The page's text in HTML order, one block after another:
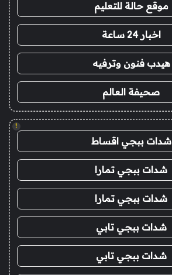
موقع حالة للتعليم
اخبار 24 ساعة
هيدب فنون وترفيه
صحيفة العالم
!
شدات ببجي اقساط
شدات ببجي تمارا
شدات ببجي تمارا
شدات ببجي تابي
شدات ببجي تابي